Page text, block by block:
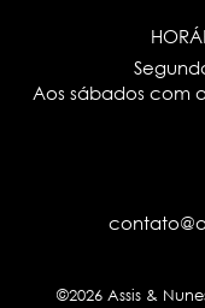
Aos sábados com
©2026 Assis &